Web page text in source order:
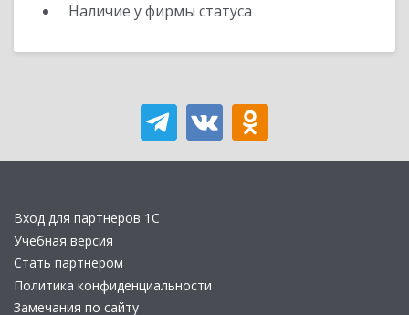
Наличие у фирмы статуса
Вход для партнеров 1С
Учебная версия
Стать партнером
Политика конфиденциальности
Замечания по сайту